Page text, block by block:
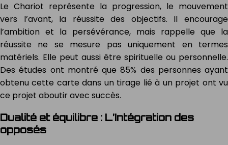
Le Chariot représente la progression, le mouvement
vers l’avant, la réussite des objectifs. Il encourage
l’ambition et la persévérance, mais rappelle que la
réussite ne se mesure pas uniquement en termes
matériels. Elle peut aussi être spirituelle ou personnelle.
Des études ont montré que 85% des personnes ayant
obtenu cette carte dans un tirage lié à un projet ont vu
ce projet aboutir avec succès.
Dualité et équilibre : L’Intégration des
opposés